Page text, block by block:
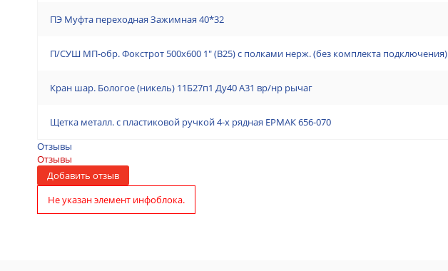
ПЭ Муфта переходная Зажимная 40*32
П/СУШ МП-обр. Фокстрот 500х600 1" (В25) с полками нерж. (без комплекта подключения)
Кран шар. Бологое (никель) 11Б27п1 Ду40 А31 вр/нр рычаг
Щетка металл. с пластиковой ручкой 4-х рядная ЕРМАК 656-070
Отзывы
Отзывы
Добавить отзыв
Не указан элемент инфоблока.